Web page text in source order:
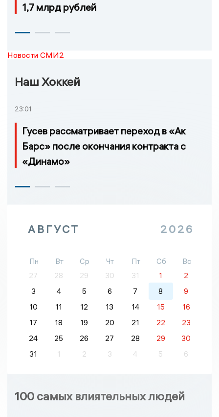
1,7 млрд рублей
Новости СМИ2
Наш Хоккей
23:01
Гусев рассматривает переход в «Ак
Барс» после окончания контракта с
«Динамо»
АВГУСТ 2026
Пн Вт Ср Чт Пт Сб
Вс
27
28 29 30 31 1
2
3
4 5 6 7 8
9
10
11 12 13 14 15
16
17
18 19 20 21 22
23
24
25 26 27 28 29
30
31
1 2 3 4 5 6
100 самых влиятельных людей